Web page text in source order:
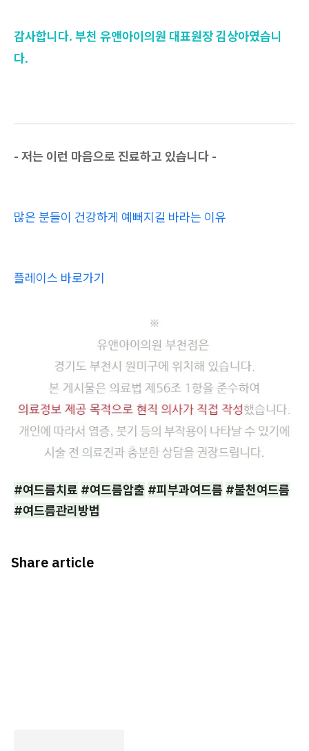
감사합니다. 부천 유앤아이의원 대표원장 김상아였습니
다.
- 저는 이런 마음으로 진료하고 있습니다 -
많은 분들이 건강하게 예뻐지길 바라는 이유
플레이스 바로가기
#여드름치료 #여드름압출 #피부과여드름 #불천여드름
#여드름관리방법
Share article